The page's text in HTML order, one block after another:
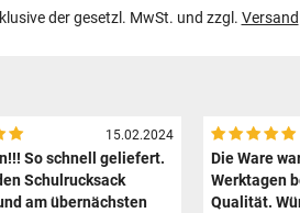
der gesetzl. MwSt. und zzgl. Versand
15.02.2024
So schnell geliefert.
Schulrucksack
am übernächsten
Die Ware
Werktagen
Qualität.